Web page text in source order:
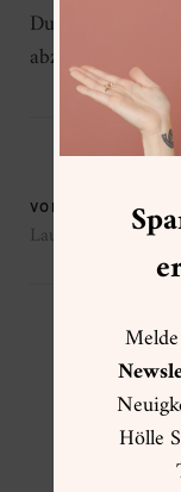
Du musst
abzugeben.
VORHERIGER
Lauf Tanja, lauf!
Tschüss
Hölle